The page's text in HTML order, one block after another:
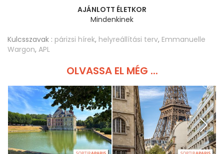
AJÁNLOTT ÉLETKOR
Mindenkinek
Kulcsszavak : párizsi hírek, helyreállítási terv, Emmanuelle
Wargon, APL
OLVASSA EL MÉG ...